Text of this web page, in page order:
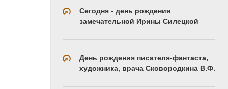
Сегодня - день рождения
замечательной Ирины Силецкой
День рождения писателя-фантаста,
художника, врача Сковородкина В.Ф.